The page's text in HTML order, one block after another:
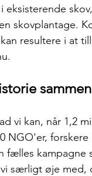
eksisterende
skovplantage.
resultere i at
vi kan, når 1,2
NGO'er,
fælles kampagne
særligt øje med,